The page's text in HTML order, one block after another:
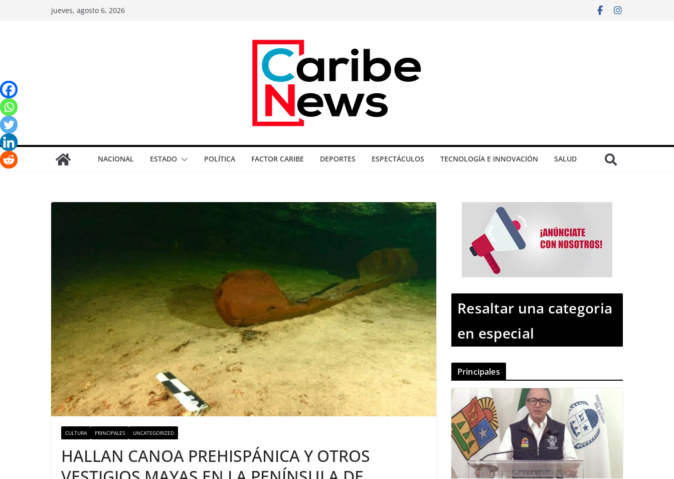
jueves, agosto 6, 2026
NACIONAL ESTADO POLÍTICA FACTOR CARIBE DEPORTES ESPECTÁCULOS TECNOLOGÍA E INNOVACIÓN SALUD
CULTURA PRINCIPALES UNCATEGORIZED
HALLAN CANOA PREHISPÁNICA Y OTROS
Resaltar una categoria
en especial
Principales